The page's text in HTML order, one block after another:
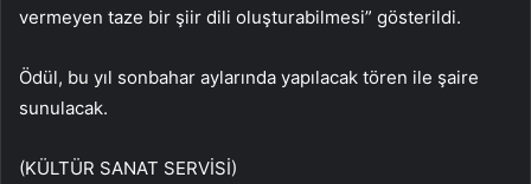
vermeyen taze bir şiir dili oluşturabilmesi” gösterildi.
Ödül, bu yıl sonbahar aylarında yapılacak tören ile şaire
sunulacak.
(KÜLTÜR SANAT SERVİSİ)